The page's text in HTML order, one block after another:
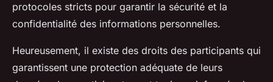
protocoles stricts pour garantir la sécurité et la
confidentialité des informations personnelles.
Heureusement, il existe des droits des participants qui
garantissent une protection adéquate de leurs